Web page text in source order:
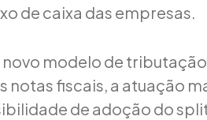
de caixa das empresas.
modelo de
notas fiscais, a atuação
de adoção do